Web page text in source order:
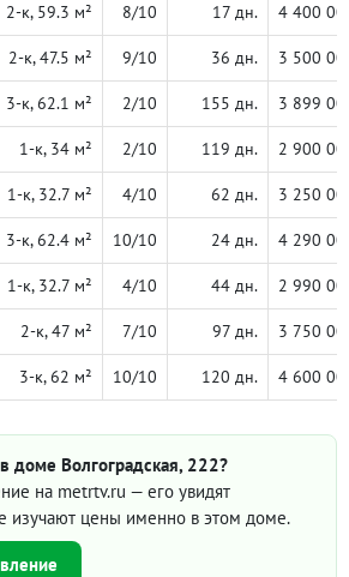
2-к, 59.3 м² 8/10 17 дн. 4 400
2-к, 47.5 м² 9/10 36 дн. 3 500
3-к, 62.1 м² 2/10 155 дн. 3 899
1-к, 34 м² 2/10 119 дн. 2 900
1-к, 32.7 м² 4/10 62 дн. 3 250
3-к, 62.4 м² 10/10 24 дн. 4 290
1-к, 32.7 м² 4/10 44 дн. 2 990
2-к, 47 м² 7/10 97 дн. 3 750
3-к, 62 м² 10/10 120 дн. 4 600
доме Волгоградская, 222?
на metrtv.ru — его увидят
изучают цены именно в этом доме.